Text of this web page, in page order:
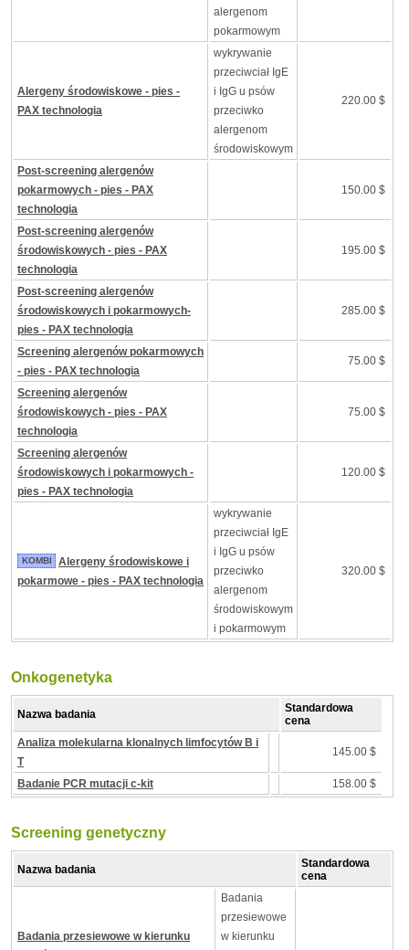
alergenom
pokarmowym
Alergeny środowiskowe - pies -
PAX technologia
wykrywanie
przeciwciał IgE
i IgG u psów
przeciwko
alergenom
środowiskowym
220.00 $
Post-screening alergenów
pokarmowych - pies - PAX
technologia
150.00 $
Post-screening alergenów
środowiskowych - pies - PAX
technologia
195.00 $
Post-screening alergenów
środowiskowych i pokarmowych-
pies - PAX technologia
285.00 $
Screening alergenów pokarmowych
- pies - PAX technologia
75.00 $
Screening alergenów
środowiskowych - pies - PAX
technologia
75.00 $
Screening alergenów
środowiskowych i pokarmowych -
pies - PAX technologia
120.00 $
KOMBI
Alergeny środowiskowe i
pokarmowe - pies - PAX technologia
wykrywanie
przeciwciał IgE
i IgG u psów
przeciwko
alergenom
środowiskowym
i pokarmowym
320.00 $
Onkogenetyka
Nazwa badania
Standardowa
cena
Analiza molekularna klonalnych limfocytów B i
T
145.00 $
Badanie PCR mutacji c-kit 158.00 $
Screening genetyczny
Nazwa badania
Standardowa
cena
Badania przesiewowe w kierunku
Badania
przesiewowe
w kierunku